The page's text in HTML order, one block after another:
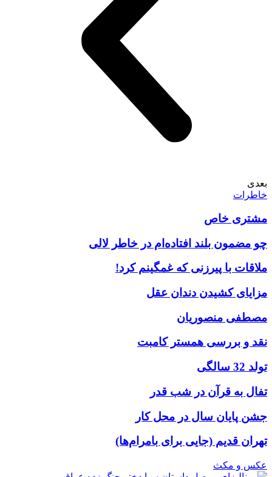
بعدی
خاطرات
مشتری خاص
چو مضمون بلند افتاده‌ام در خاطر لالی
ملاقات با پیرزنی که غمگینم کرد!
مزایای کشیدن دندان عقل
مصطفی منصوریان
نقد و بررسی همستر کامبت
تولد 32 سالگی
تفال به قرآن در شب قدر
جشن پایان سال در محل کار
تهران قدیم (جایی برای بامرام‌ها)
عکس و مکث